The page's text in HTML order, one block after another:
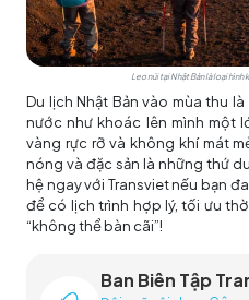
Leo núi tại Nhật Bản là loại hình
Du lịch Nhật Bản vào mùa thu
nước như khoác lên mình một
vàng rực rỡ và không khí mát
nóng và đặc sản là những thứ
hệ ngay với Transviet nếu bạn
để có lịch trình hợp lý, tối ưu
“không thể bàn cãi”!
Ban Biên Tập